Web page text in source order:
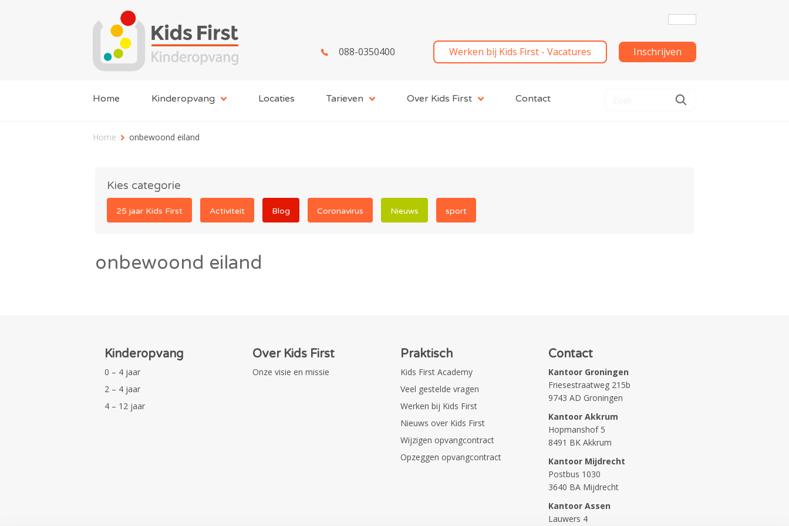
088-0350400 Werken bij Kids First - Vacatures Inschrijven
Home Kinderopvang Locaties Tarieven Over Kids First Contact
Home onbewoond eiland
Kies categorie
25 jaar Kids First Activiteit Blog Coronavirus Nieuws sport
onbewoond eiland
Kinderopvang
0 – 4 jaar
2 – 4 jaar
4 – 12 jaar
Over Kids First
Onze visie en missie
Praktisch
Kids First Academy
Veel gestelde vragen
Werken bij Kids First
Nieuws over Kids First
Wijzigen opvangcontract
Opzeggen opvangcontract
Contact
Kantoor Groningen
Friesestraatweg 215b
9743 AD Groningen
Kantoor Akkrum
Hopmanshof 5
8491 BK Akkrum
Kantoor Mijdrecht
Postbus 1030
3640 BA Mijdrecht
Kantoor Assen
Lauwers 4